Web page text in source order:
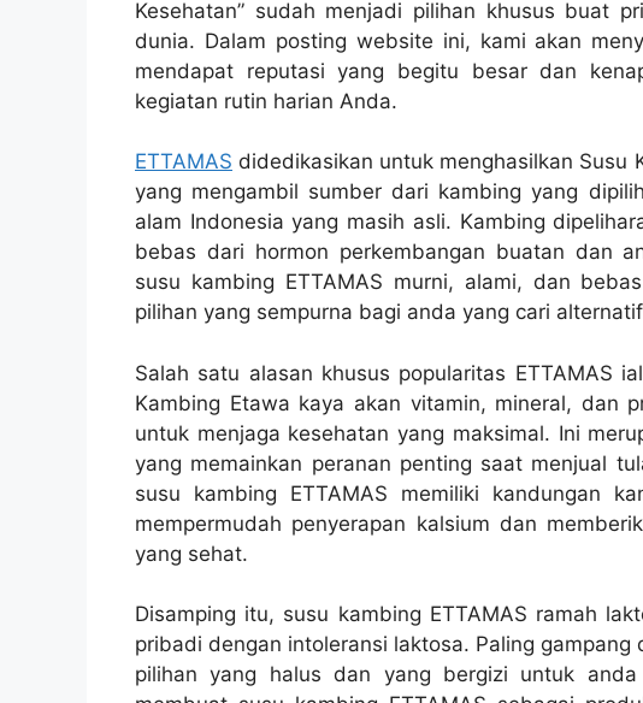
Kesehatan” sudah menjadi pilihan khusus buat
dunia. Dalam posting website ini, kami akan
mendapat reputasi yang begitu besar dan
kegiatan rutin harian Anda.
ETTAMAS didedikasikan untuk menghasilkan Susu
yang mengambil sumber dari kambing yang
alam Indonesia yang masih asli. Kambing
bebas dari hormon perkembangan buatan dan
susu kambing ETTAMAS murni, alami, dan
pilihan yang sempurna bagi anda yang cari
Salah satu alasan khusus popularitas ETTAMAS
Kambing Etawa kaya akan vitamin, mineral, dan
untuk menjaga kesehatan yang maksimal. Ini
yang memainkan peranan penting saat menjual
susu kambing ETTAMAS memiliki kandungan
mempermudah penyerapan kalsium dan
yang sehat.
Disamping itu, susu kambing ETTAMAS ramah
pribadi dengan intoleransi laktosa. Paling
pilihan yang halus dan yang bergizi untuk